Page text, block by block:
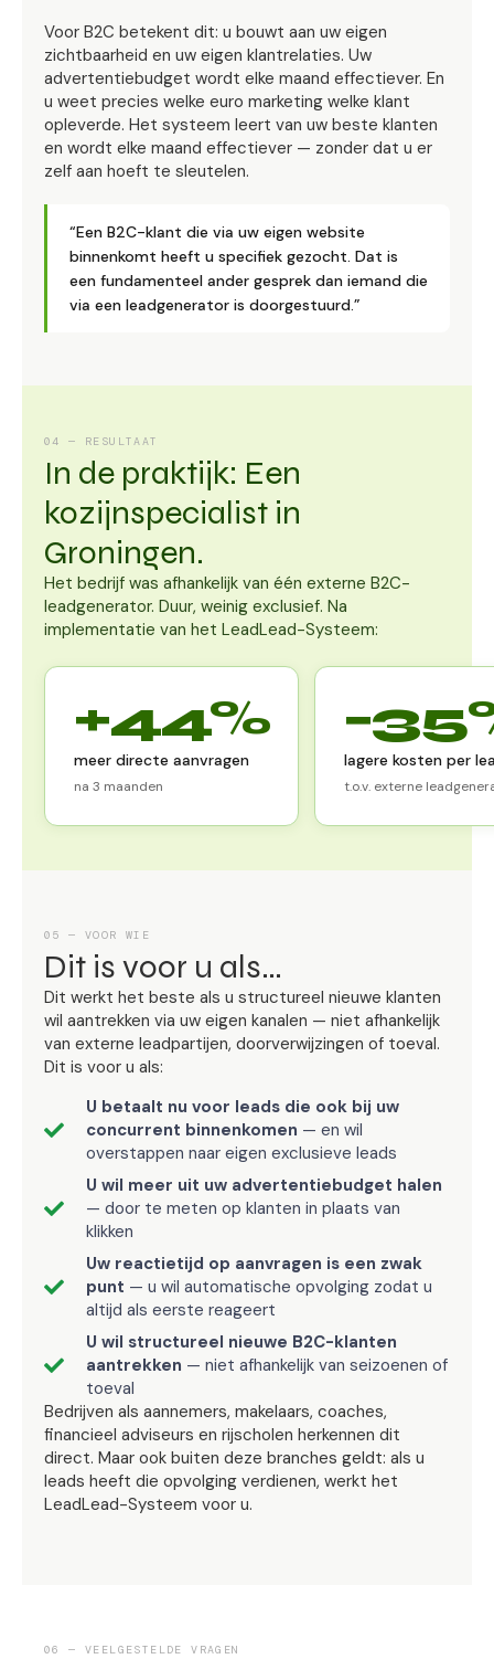
Voor B2C betekent dit: u bouwt aan uw eigen
zichtbaarheid en uw eigen klantrelaties. Uw
advertentiebudget wordt elke maand effectiever. En
u weet precies welke euro marketing welke klant
opleverde. Het systeem leert van uw beste klanten
en wordt elke maand effectiever — zonder dat u er
zelf aan hoeft te sleutelen.
“Een B2C-klant die via uw eigen website
binnenkomt heeft u specifiek gezocht. Dat is
een fundamenteel ander gesprek dan iemand die
via een leadgenerator is doorgestuurd.”
04 — RESULTAAT
In de praktijk: Een
kozijnspecialist in
Groningen.
Het bedrijf was afhankelijk van één externe B2C-
leadgenerator. Duur, weinig exclusief. Na
implementatie van het LeadLead-Systeem:
+44%
meer directe aanvragen
na 3 maanden
lagere kosten per
t.o.v. externe
05 — VOOR WIE
Dit is voor u als…
Dit werkt het beste als u structureel nieuwe klanten
wil aantrekken via uw eigen kanalen — niet afhankelijk
van externe leadpartijen, doorverwijzingen of toeval.
Dit is voor u als:
U betaalt nu voor leads die ook bij uw
concurrent binnenkomen — en wil
overstappen naar eigen exclusieve leads
U wil meer uit uw advertentiebudget halen
— door te meten op klanten in plaats van
klikken
Uw reactietijd op aanvragen is een zwak
punt — u wil automatische opvolging zodat u
altijd als eerste reageert
U wil structureel nieuwe B2C-klanten
aantrekken — niet afhankelijk van seizoenen of
toeval
Bedrijven als aannemers, makelaars, coaches,
financieel adviseurs en rijscholen herkennen dit
direct. Maar ook buiten deze branches geldt: als u
leads heeft die opvolging verdienen, werkt het
LeadLead-Systeem voor u.
06 — VEELGESTELDE VRAGEN